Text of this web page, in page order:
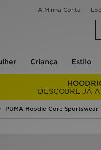
A Minha Conta
Criança Estilo
DESCOBRE JÁ
PUMA Hoodie Core Sportswear